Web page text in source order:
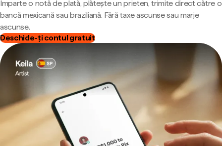
Împarte o notă de plată, plătește un prieten, trimite direct către o
bancă mexicană sau braziliană. Fără taxe ascunse sau marje
ascunse.
Deschide-ți contul gratuit